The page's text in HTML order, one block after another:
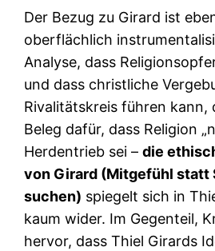
Der Bezug zu Girard ist
oberflächlich
Analyse, dass
und dass christliche
Rivalitätskreis führen kann,
Beleg dafür, dass Religion
Herdentrieb sei –die
von Girard (Mitgefühl statt
suchen) spiegelt sich in
kaum wider. Im Gegenteil,
hervor, dass Thiel Girards